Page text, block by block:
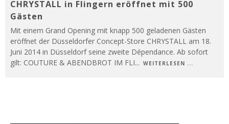
CHRYSTALL in Flingern eröffnet mit 500
Gästen
Mit einem Grand Opening mit knapp 500 geladenen Gästen
eröffnet der Düsseldorfer Concept-Store CHRYSTALL am 18.
Juni 2014 in Düsseldorf seine zweite Dépendance. Ab sofort
gilt: COUTURE & ABENDBROT IM FLI... WEITERLESEN ...